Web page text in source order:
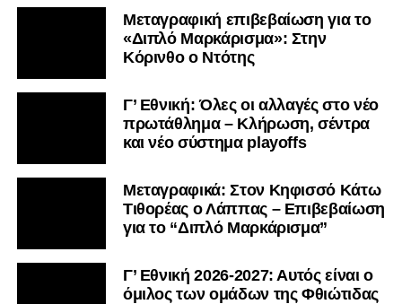
Μεταγραφική επιβεβαίωση για το
«Διπλό Μαρκάρισμα»: Στην
Κόρινθο ο Ντότης
Γ’ Εθνική: Όλες οι αλλαγές στο νέο
πρωτάθλημα – Κλήρωση, σέντρα
και νέο σύστημα playoffs
Μεταγραφικά: Στον Κηφισσό Κάτω
Τιθορέας ο Λάππας – Επιβεβαίωση
για το “Διπλό Μαρκάρισμα”
Γ’ Εθνική 2026-2027: Αυτός είναι ο
όμιλος των ομάδων της Φθιώτιδας